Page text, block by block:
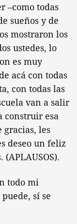
–como todas
sueños y de
mostraron los
ustedes, lo
es muy
acá con todas
con todas las
van a salir
construir esa
gracias, les
deseo un feliz
todo mi
sí se